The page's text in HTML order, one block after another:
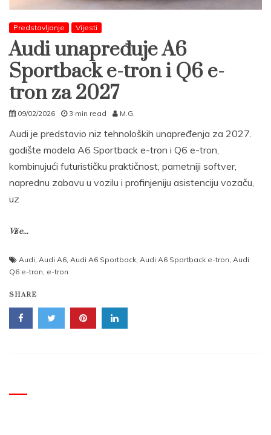
Predstavljanje Vijesti
Audi unapređuje A6
Sportback e-tron i Q6 e-
tron za 2027
09/02/2026 3 min read M.G.
Audi je predstavio niz tehnoloških unapređenja za 2027.
godište modela A6 Sportback e-tron i Q6 e-tron,
kombinujući futurističku praktičnost, pametniji softver,
naprednu zabavu u vozilu i profinjeniju asistenciju vozaču,
uz
Više...
Audi Audi A6 Audi A6 Sportback Audi A6 Sportback e-tron Audi
Q6 e-tron e-tron
SHARE